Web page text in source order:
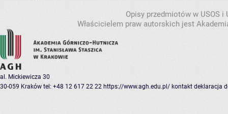
Opisy przedmiotów w USOS
Właścicielem praw autorskich jest
al. Mickiewicza 30
30-059 Kraków tel: +48 12 617 22 22 https://www.agh.edu.pl/ kontakt deklaracja